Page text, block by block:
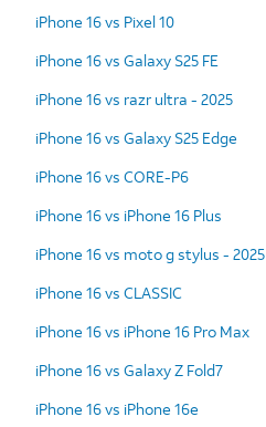
iPhone 16 vs Pixel 10
iPhone 16 vs Galaxy S25 FE
iPhone 16 vs razr ultra - 2025
iPhone 16 vs Galaxy S25 Edge
iPhone 16 vs CORE-P6
iPhone 16 vs iPhone 16 Plus
iPhone 16 vs moto g stylus - 2025
iPhone 16 vs CLASSIC
iPhone 16 vs iPhone 16 Pro Max
iPhone 16 vs Galaxy Z Fold7
iPhone 16 vs iPhone 16e